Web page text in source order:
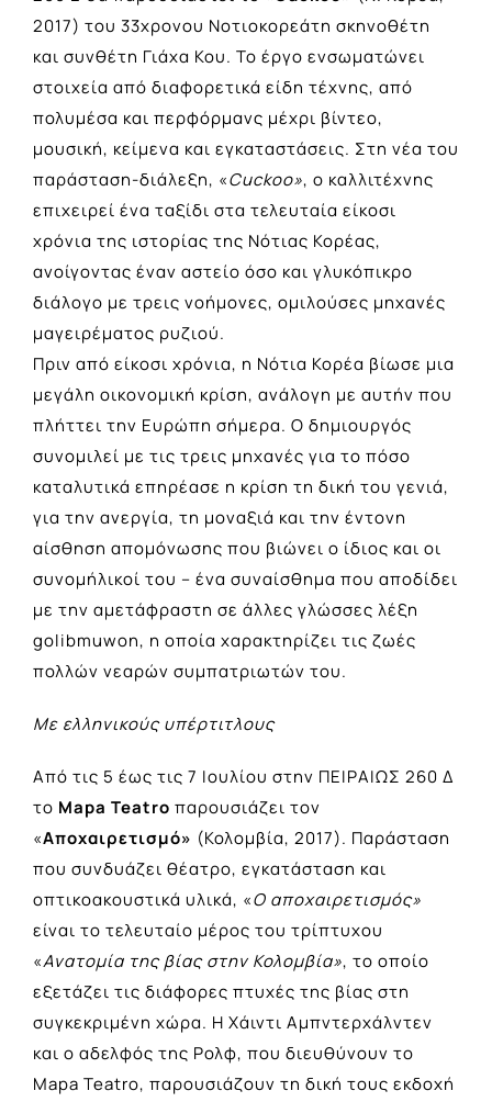
2017) του 33χρονου Νοτιοκορεάτη σκηνοθέτη
και συνθέτη Γιάχα Κου. Το έργο ενσωματώνει
στοιχεία από διαφορετικά είδη τέχνης, από
πολυμέσα και περφόρμανς μέχρι βίντεο,
μουσική, κείμενα και εγκαταστάσεις. Στη νέα του
παράσταση-διάλεξη, «Cuckoo», ο καλλιτέχνης
επιχειρεί ένα ταξίδι στα τελευταία είκοσι
χρόνια της ιστορίας της Νότιας Κορέας,
ανοίγοντας έναν αστείο όσο και γλυκόπικρο
διάλογο με τρεις νοήμονες, ομιλούσες μηχανές
μαγειρέματος ρυζιού.
Πριν από είκοσι χρόνια, η Νότια Κορέα βίωσε μια
μεγάλη οικονομική κρίση, ανάλογη με αυτήν που
πλήττει την Ευρώπη σήμερα. Ο δημιουργός
συνομιλεί με τις τρεις μηχανές για το πόσο
καταλυτικά επηρέασε η κρίση τη δική του γενιά,
για την ανεργία, τη μοναξιά και την έντονη
αίσθηση απομόνωσης που βιώνει ο ίδιος και οι
συνομήλικοί του – ένα συναίσθημα που αποδίδει
με την αμετάφραστη σε άλλες γλώσσες λέξη
golibmuwon, η οποία χαρακτηρίζει τις ζωές
πολλών νεαρών συμπατριωτών του.
Με ελληνικούς υπέρτιτλους
Από τις 5 έως τις 7 Ιουλίου στην ΠΕΙΡΑΙΩΣ 260 Δ
το Mapa Teatro παρουσιάζει τον
«Αποχαιρετισμό» (Κολομβία, 2017). Παράσταση
που συνδυάζει θέατρο, εγκατάσταση και
οπτικοακουστικά υλικά, «Ο αποχαιρετισμός»
είναι το τελευταίο μέρος του τρίπτυχου
«Ανατομία της βίας στην Κολομβία», το οποίο
εξετάζει τις διάφορες πτυχές της βίας στη
συγκεκριμένη χώρα. Η Χάιντι Αμπντερχάλντεν
και ο αδελφός της Ρολφ, που διευθύνουν το
Mapa Teatro, παρουσιάζουν τη δική τους εκδοχή